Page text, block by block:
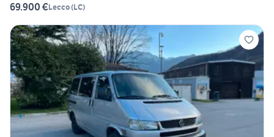
69.900 €Lecco(LC)